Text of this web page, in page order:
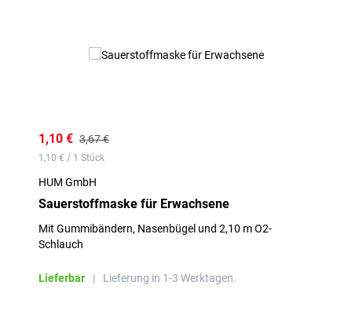
1,10 € 3,67 €
1,10 € / 1 Stück
HUM GmbH
Sauerstoffmaske für Erwachsene
Mit Gummibändern, Nasenbügel und 2,10 m O2-
Schlauch
Lieferbar | Lieferung in 1-3 Werktagen.